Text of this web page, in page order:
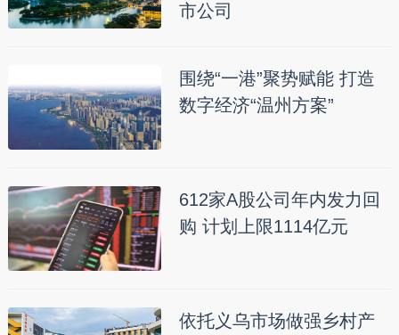
市公司
围绕“一港”聚势赋能 打造
数字经济“温州方案”
612家A股公司年内发力回
购 计划上限1114亿元
依托义乌市场做强乡村产